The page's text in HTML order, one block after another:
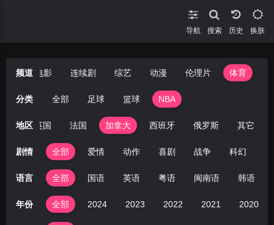
导航 搜索 换肤
频道
剧 电影 连续剧 综艺 动漫 伦理片 体育
分类 全部 足球 篮球 NBA
地区 英国 法国 加拿大 西班牙 俄罗斯 其它
剧情 全部 爱情 动作 喜剧 战争 科幻
语言 全部 国语 英语 粤语 闽南语 韩语
年份 全部 2024 2023 2022 2021 2020